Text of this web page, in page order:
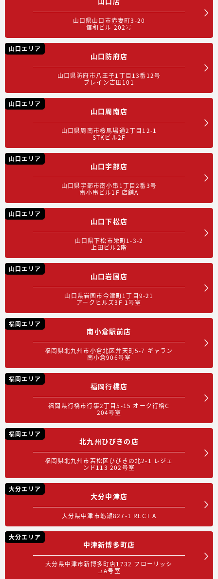
山口県山口市赤妻町3-20
信和ビル 202号
山口エリア
山口防府店
山口県防府市八王子1丁目13番12号
ブレイン吉田101
山口エリア
山口周南店
山口県周南市桜馬場通2丁目12-1
STKビル2F
山口エリア
山口宇部店
山口県宇部市南小串1丁目2番3号
南小串ビル1F 店舗A
山口エリア
山口下松店
山口県下松市栄町1-3-2
上田ビル2階
山口エリア
山口岩国店
山口県岩国市今津町1丁目9-21
アークヒルズ3F 1号室
福岡エリア
南小倉駅前店
福岡県北九州市小倉北区弁天町5-7 ギャラン
南小倉906号室
福岡エリア
福岡行橋店
福岡県行橋市行事2丁目5-15 オーク行橋C
204号室
福岡エリア
北九州ひびきの店
福岡県北九州市若松区ひびきの北2-1 レジェ
ンド113 202号室
大分エリア
大分中津店
大分県中津市蛎瀬827-1 RECT A
大分エリア
中津新博多町店
大分県中津市新博多町店1732 フローリッシ
ュA号室